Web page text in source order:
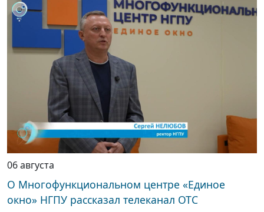
06 августа
О Многофункциональном центре «Единое
окно» НГПУ рассказал телеканал ОТС